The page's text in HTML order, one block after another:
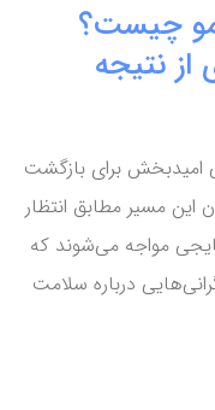
چیست؟
از نتیجه
امیدبخش برای بازگشت
این مسیر مطابق انتظار
مواجه می‌شوند که
درباره سلامت